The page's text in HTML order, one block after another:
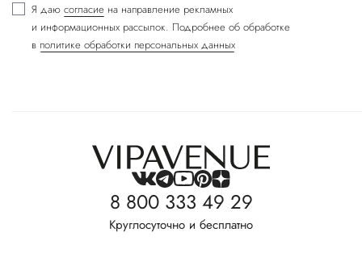
Я даю согласие на направление рекламных
и информационных рассылок. Подробнее об обработке
в политике обработки персональных данных
8 800 333 49 29
Круглосуточно и бесплатно